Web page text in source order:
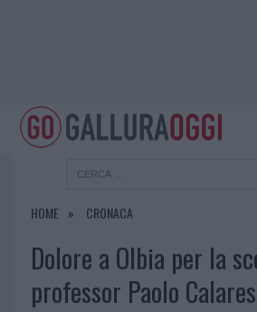
HOME CRONACA
Dolore a Olbia per la
professor Paolo